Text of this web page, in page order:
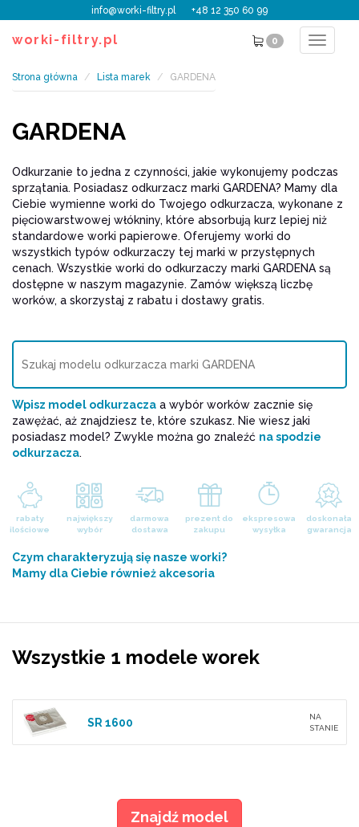
info@worki-filtry.pl +48 12 350 60 99
worki-filtry.pl 0
Toggle
Strona główna Lista marek GARDENA
GARDENA
Odkurzanie to jedna z czynności, jakie wykonujemy podczas
sprzątania. Posiadasz odkurzacz marki GARDENA? Mamy dla
Ciebie wymienne worki do Twojego odkurzacza, wykonane z
pięciowarstwowej włókniny, które absorbują kurz lepiej niż
standardowe worki papierowe. Oferujemy worki do
wszystkich typów odkurzaczy tej marki w przystępnych
cenach. Wszystkie worki do odkurzaczy marki GARDENA są
dostępne w naszym magazynie. Zamów większą liczbę
worków, a skorzystaj z rabatu i dostawy gratis.
Wpisz model odkurzacza a wybór worków zacznie się
zawężać, aż znajdziesz te, które szukasz. Nie wiesz jaki
posiadasz model? Zwykle można go znaleźć na spodzie
odkurzacza.
rabaty
ilościowe
największy
wybór
darmowa
dostawa
prezent do
zakupu
ekspresowa
wysyłka
doskonała
gwarancja
Czym charakteryzują się nasze worki?
Mamy dla Ciebie również akcesoria
Wszystkie 1 modele worek
SR 1600
NA
STANIE
Znajdź model